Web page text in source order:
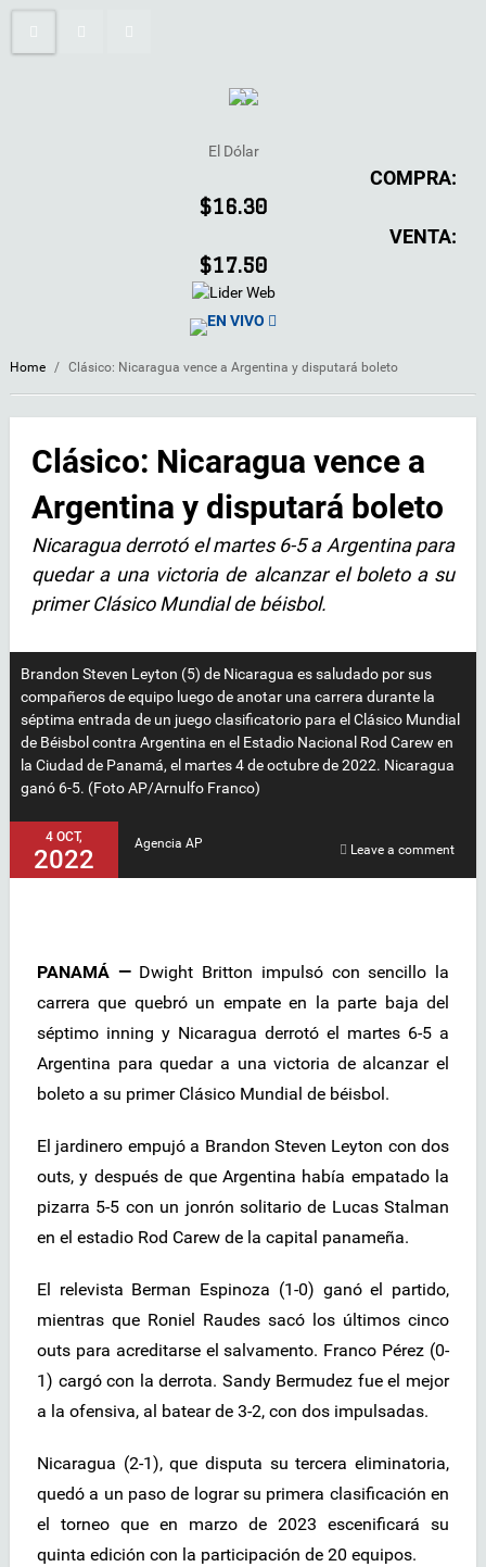
El Dólar
COMPRA:
$16.30
VENTA:
$17.50
EN VIVO
Home / Clásico: Nicaragua vence a Argentina y disputará boleto
Clásico: Nicaragua vence a
Argentina y disputará boleto
Nicaragua derrotó el martes 6-5 a Argentina para
quedar a una victoria de alcanzar el boleto a su
primer Clásico Mundial de béisbol.
Brandon Steven Leyton (5) de Nicaragua es saludado por sus
compañeros de equipo luego de anotar una carrera durante la
séptima entrada de un juego clasificatorio para el Clásico Mundial
de Béisbol contra Argentina en el Estadio Nacional Rod Carew en
la Ciudad de Panamá, el martes 4 de octubre de 2022. Nicaragua
ganó 6-5. (Foto AP/Arnulfo Franco)
4 OCT,
2022
Agencia AP Leave a comment
PANAMÁ —Dwight Britton impulsó con sencillo la
carrera que quebró un empate en la parte baja del
séptimo inning y Nicaragua derrotó el martes 6-5 a
Argentina para quedar a una victoria de alcanzar el
boleto a su primer Clásico Mundial de béisbol.
El jardinero empujó a Brandon Steven Leyton con dos
outs, y después de que Argentina había empatado la
pizarra 5-5 con un jonrón solitario de Lucas Stalman
en el estadio Rod Carew de la capital panameña.
El relevista Berman Espinoza (1-0) ganó el partido,
mientras que Roniel Raudes sacó los últimos cinco
outs para acreditarse el salvamento. Franco Pérez (0-
1) cargó con la derrota. Sandy Bermudez fue el mejor
a la ofensiva, al batear de 3-2, con dos impulsadas.
Nicaragua (2-1), que disputa su tercera eliminatoria,
quedó a un paso de lograr su primera clasificación en
el torneo que en marzo de 2023 escenificará su
quinta edición con la participación de 20 equipos.